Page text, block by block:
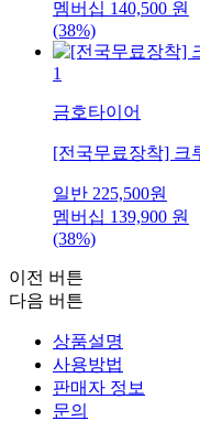
멤버십 140,500 원
(38%)
1
금호타이어
[전국무료장착] 크
일반 225,500원
멤버십 139,900 원
(38%)
이전 버튼
다음 버튼
상품설명
사용방법
판매자 정보
문의